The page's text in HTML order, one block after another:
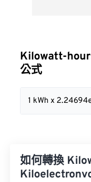
Kilowatt-
公式
1 kWh x
如何轉換